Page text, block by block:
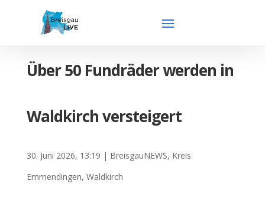
Über 50 Fundräder werden in
Waldkirch versteigert
30. Juni 2026, 13:19 | BreisgauNEWS, Kreis
Emmendingen, Waldkirch